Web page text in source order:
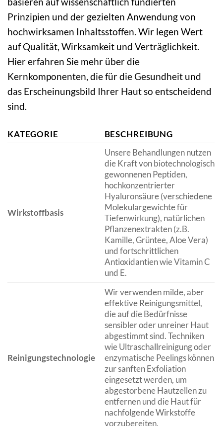
Prinzipien und der gezielten Anwendung von
hochwirksamen Inhaltsstoffen. Wir legen Wert
auf Qualität, Wirksamkeit und Verträglichkeit.
Hier erfahren Sie mehr über die
Kernkomponenten, die für die Gesundheit und
das Erscheinungsbild Ihrer Haut so entscheidend
sind.
KATEGORIE BESCHREIBUNG
Wirkstoffbasis
Unsere Behandlungen nutzen
die Kraft von biotechnologisch
gewonnenen Peptiden,
hochkonzentrierter
Hyaluronsäure (verschiedene
Molekulargewichte für
Tiefenwirkung), natürlichen
Pflanzenextrakten (z.B.
Kamille, Grüntee, Aloe Vera)
und fortschrittlichen
Antioxidantien wie Vitamin C
und E.
Reinigungstechnologie
Wir verwenden milde, aber
effektive Reinigungsmittel,
die auf die Bedürfnisse
sensibler oder unreiner Haut
abgestimmt sind. Techniken
wie Ultraschallreinigung oder
enzymatische Peelings können
zur sanften Exfoliation
eingesetzt werden, um
abgestorbene Hautzellen zu
entfernen und die Haut für
nachfolgende Wirkstoffe
vorzubereiten.